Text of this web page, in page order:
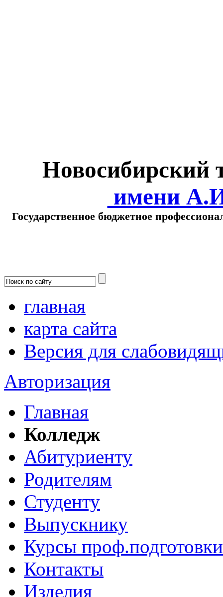
Новосибирский
имени
Государственное бюджетное
главная
карта сайта
Версия для
Авторизация
Главная
Колледж
Абитуриенту
Родителям
Студенту
Выпускнику
Курсы проф.подготовки
Контакты
Изделия